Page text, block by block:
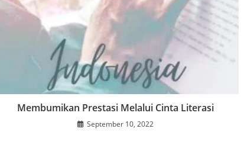
Membumikan Prestasi Melalui Cinta Literasi
September 10, 2022